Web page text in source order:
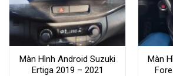
Màn Hình Android Suzuki
Ertiga 2019 – 2021
Màn